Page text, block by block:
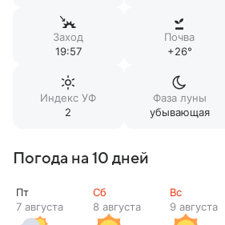
Заход
19:57
Почва
+26°
Индекс УФ
2
Фаза луны
убывающая
Погода на 10 дней
Пт
7 августа
Сб
8 августа
Вс
9 августа